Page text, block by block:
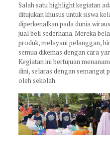
Salah satu highlight kegiatan
ditujukan khusus untuk siswa
diperkenalkan pada dunia
jual beli sederhana. Mereka
produk, melayani pelanggan,
semua dikemas dengan cara
Kegiatan ini bertujuan
dini, selaras dengan semangat
oleh sekolah.